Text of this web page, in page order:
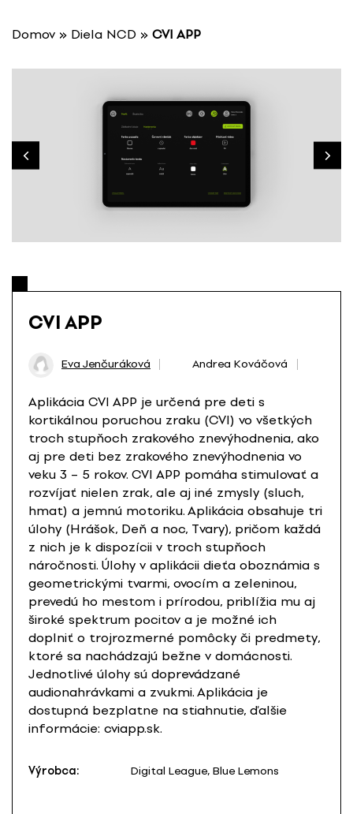
Domov » Diela NCD » CVI APP
CVI APP
Eva Jenčuráková Andrea Kováčová
Aplikácia CVI APP je určená pre deti s
kortikálnou poruchou zraku (CVI) vo všetkých
troch stupňoch zrakového znevýhodnenia, ako
aj pre deti bez zrakového znevýhodnenia vo
veku 3 – 5 rokov. CVI APP pomáha stimulovať a
rozvíjať nielen zrak, ale aj iné zmysly (sluch,
hmat) a jemnú motoriku. Aplikácia obsahuje tri
úlohy (Hrášok, Deň a noc, Tvary), pričom každá
z nich je k dispozícii v troch stupňoch
náročnosti. Úlohy v aplikácii dieťa oboznámia s
geometrickými tvarmi, ovocím a zeleninou,
prevedú ho mestom i prírodou, priblížia mu aj
široké spektrum pocitov a je možné ich
doplniť o trojrozmerné pomôcky či predmety,
ktoré sa nachádzajú bežne v domácnosti.
Jednotlivé úlohy sú doprevádzané
audionahrávkami a zvukmi. Aplikácia je
dostupná bezplatne na stiahnutie, ďalšie
informácie: cviapp.sk.
Výrobca: Digital League, Blue Lemons